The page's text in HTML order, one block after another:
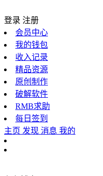
登录 注册
会员中心
我的钱包
收入记录
精品资源
原创制作
破解软件
RMB求助
每日签到
主页 发现 消息 我的